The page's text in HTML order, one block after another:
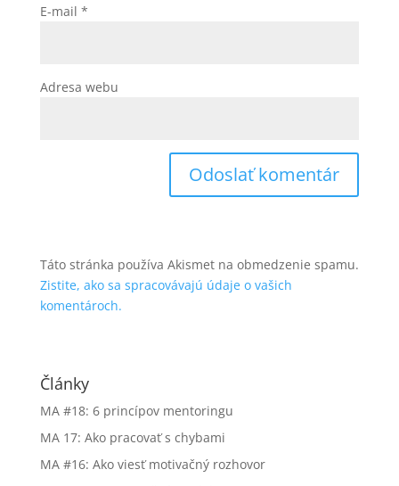
E-mail *
Adresa webu
Táto stránka používa Akismet na obmedzenie spamu.
Zistite, ako sa spracovávajú údaje o vašich
komentároch.
Články
MA #18: 6 princípov mentoringu
MA 17: Ako pracovať s chybami
MA #16: Ako viesť motivačný rozhovor